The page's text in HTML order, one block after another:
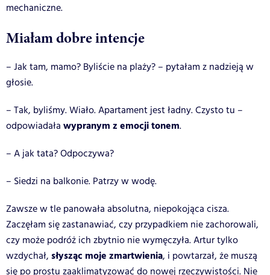
mechaniczne.
Miałam dobre intencje
– Jak tam, mamo? Byliście na plaży? – pytałam z nadzieją w
głosie.
– Tak, byliśmy. Wiało. Apartament jest ładny. Czysto tu –
odpowiadała wypranym z emocji tonem.
– A jak tata? Odpoczywa?
– Siedzi na balkonie. Patrzy w wodę.
Zawsze w tle panowała absolutna, niepokojąca cisza.
Zaczęłam się zastanawiać, czy przypadkiem nie zachorowali,
czy może podróż ich zbytnio nie wymęczyła. Artur tylko
wzdychał, słysząc moje zmartwienia, i powtarzał, że muszą
się po prostu zaaklimatyzować do nowej rzeczywistości. Nie